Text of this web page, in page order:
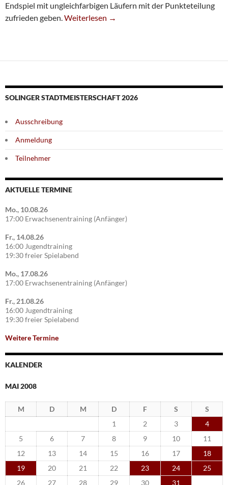
Endspiel mit ungleichfarbigen Läufern mit der Punkteteilung
zufrieden geben.Sechste Erreicht Nur Ein Unentschieden
Weiterlesen →
SOLINGER STADTMEISTERSCHAFT 2026
Ausschreibung
Anmeldung
Teilnehmer
AKTUELLE TERMINE
Mo., 10.08.26
17:00 Erwachsenentraining (Anfänger)
Fr., 14.08.26
16:00 Jugendtraining
19:30 freier Spielabend
Mo., 17.08.26
17:00 Erwachsenentraining (Anfänger)
Fr., 21.08.26
16:00 Jugendtraining
19:30 freier Spielabend
Weitere Termine
KALENDER
MAI 2008
M D M D F S
S
1
2 3
4
5
6 7 8 9 10
11
12
13 14 15 16 17
18
19
20 21 22 23 24
25
26
27 28 29 30
31